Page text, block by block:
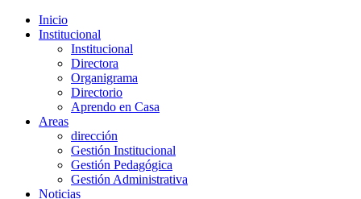
Inicio
Institucional
Institucional
Directora
Organigrama
Directorio
Aprendo en Casa
Areas
dirección
Gestión Institucional
Gestión Pedagógica
Gestión Administrativa
Noticias